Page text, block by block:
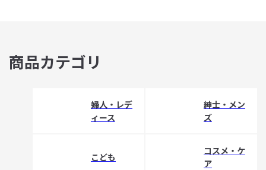
商品カテゴリ
婦人・レデ
ィース
紳士・メン
ズ
こども
コスメ・ケ
ア